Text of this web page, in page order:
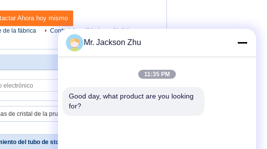
Ahora hoy mismo
de la fábrica Control de calidad Noticias
del tubo de stonewool
Mr. Jackson Zhu
11:35 PM
Good day, what product are you looking
for?